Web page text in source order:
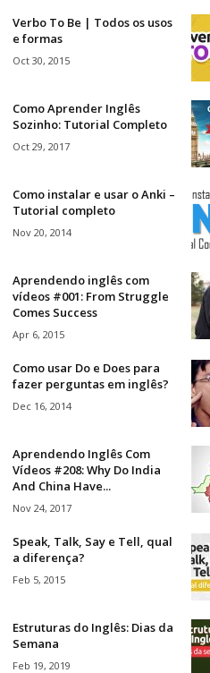
Verbo To Be | Todos os usos
e formas
Oct 30, 2015
Como Aprender Inglês
Sozinho: Tutorial Completo
Oct 29, 2017
Como instalar e usar o Anki –
Tutorial completo
Nov 20, 2014
Aprendendo inglês com
vídeos #001: From Struggle
Comes Success
Apr 6, 2015
Como usar Do e Does para
fazer perguntas em inglês?
Dec 16, 2014
Aprendendo Inglês Com
Vídeos #208: Why Do India
And China Have...
Nov 24, 2017
Speak, Talk, Say e Tell, qual
a diferença?
Feb 5, 2015
Estruturas do Inglês: Dias da
Semana
Feb 19, 2019